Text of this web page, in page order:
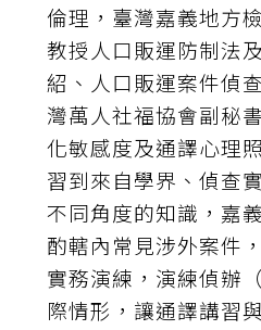
倫理，臺灣嘉義地方
教授人口販運防制法
紹、人口販運案件偵
灣萬人社福協會副秘
化敏感度及通譯心理
習到來自學界、偵查
不同角度的知識，嘉
酌轄內常見涉外案件
實務演練，演練偵辦
際情形，讓通譯講習